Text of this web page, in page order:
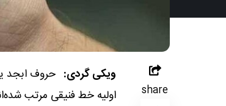
ویکی گردی: حروف ابجد
اولیه خط فنیقی مرتب
share